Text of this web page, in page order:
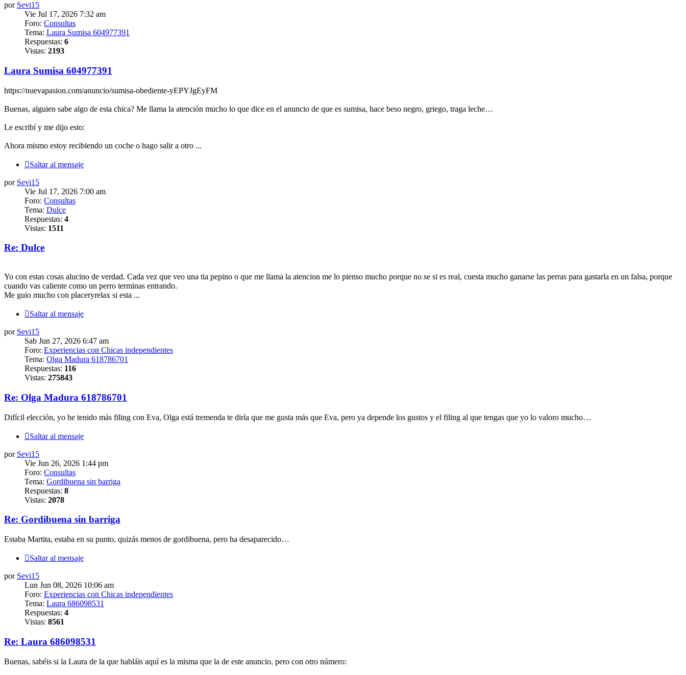
por Sevi15
Vie Jul 17, 2026 7:32 am
Foro: Consultas
Tema: Laura Sumisa 604977391
Respuestas: 6
Vistas: 2193
Laura Sumisa 604977391
https://nuevapasion.com/anuncio/sumisa-obediente-yEPYJgEyFM
Buenas, alguien sabe algo de esta chica? Me llama la atención mucho lo que dice en el anuncio de que es sumisa, hace beso negro, griego, traga leche…
Le escribí y me dijo esto:
Ahora mismo estoy recibiendo un coche o hago salir a otro ...
Saltar al mensaje
por Sevi15
Vie Jul 17, 2026 7:00 am
Foro: Consultas
Tema: Dulce
Respuestas: 4
Vistas: 1511
Re: Dulce
Yo con estas cosas alucino de verdad. Cada vez que veo una tia pepino o que me llama la atencion me lo pienso mucho porque no se si es real, cuesta mucho ganarse las perras para gastarla en un falsa, porque
cuando vas caliente como un perro terminas entrando.
Me guio mucho con placeryrelax si esta ...
Saltar al mensaje
por Sevi15
Sab Jun 27, 2026 6:47 am
Foro: Experiencias con Chicas independientes
Tema: Olga Madura 618786701
Respuestas: 116
Vistas: 275843
Re: Olga Madura 618786701
Difícil elección, yo he tenido más filing con Eva, Olga está tremenda te diría que me gusta más que Eva, pero ya depende los gustos y el filing al que tengas que yo lo valoro mucho…
Saltar al mensaje
por Sevi15
Vie Jun 26, 2026 1:44 pm
Foro: Consultas
Tema: Gordibuena sin barriga
Respuestas: 8
Vistas: 2078
Re: Gordibuena sin barriga
Estaba Martita, estaba en su punto, quizás menos de gordibuena, pero ha desaparecido…
Saltar al mensaje
por Sevi15
Lun Jun 08, 2026 10:06 am
Foro: Experiencias con Chicas independientes
Tema: Laura 686098531
Respuestas: 4
Vistas: 8561
Re: Laura 686098531
Buenas, sabéis si la Laura de la que habláis aquí es la misma que la de este anuncio, pero con otro número: